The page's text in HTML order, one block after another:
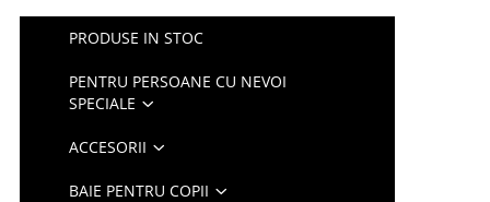
PRODUSE IN STOC
PENTRU PERSOANE CU NEVOI
SPECIALE
ACCESORII
BAIE PENTRU COPII